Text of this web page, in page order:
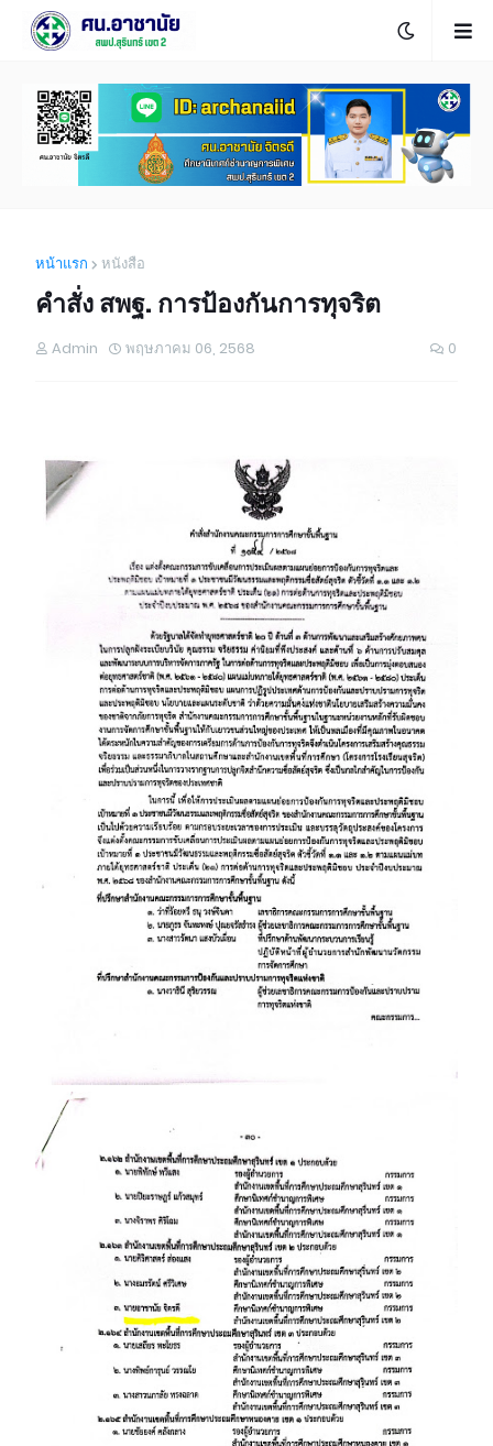
หน้าแรก หนังสือ
คำสั่ง สพฐ. การป้องกันการทุจริต
Admin พฤษภาคม 06, 2568 0